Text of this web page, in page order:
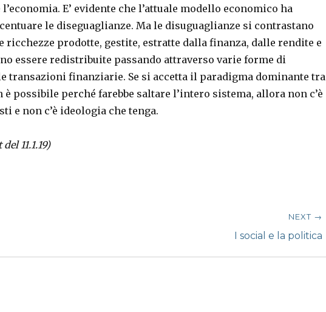
E’ evidente che l’attuale modello economico ha
le diseguaglianze. Ma le disuguaglianze si contrastano
ricchezze prodotte, gestite, estratte dalla finanza, dalle rendite e
essere redistribuite passando attraverso varie forme di
transazioni finanziarie. Se si accetta il paradigma dominante tra
possibile perché farebbe saltare l’intero sistema, allora non c’è
e non c’è ideologia che tenga.
11.1.19)
NEXT →
I social e la politica